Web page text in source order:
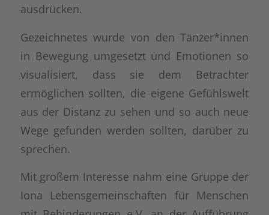
ausdrücken.
Gezeichnetes wurde von den Tänzer*innen
in Bewegung umgesetzt und Emotionen so
visualisiert, dass sie dem Betrachter
ermöglichen sollten, die eigene Gefühlswelt
aus der Distanz zu sehen und so auch neue
Wege gefunden werden sollten, darüber zu
sprechen.
Mit großem Interesse nahm eine Gruppe der
Iona Lebensgemeinschaften für Menschen